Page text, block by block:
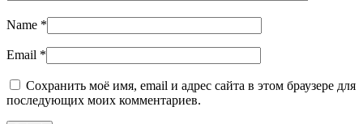
Name *
Email *
Сохранить моё имя, email и адрес сайта в этом браузере для
последующих моих комментариев.